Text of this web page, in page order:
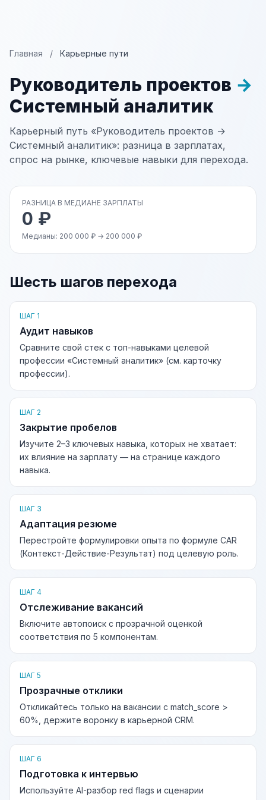
Главная / Карьерные пути
Руководитель проектов →
Системный аналитик
Карьерный путь «Руководитель проектов →
Системный аналитик»: разница в зарплатах,
спрос на рынке, ключевые навыки для перехода.
РАЗНИЦА В МЕДИАНЕ ЗАРПЛАТЫ
0 ₽
Медианы: 200 000 ₽ → 200 000 ₽
Шесть шагов перехода
ШАГ 1
Аудит навыков
Сравните свой стек с топ-навыками целевой
профессии «Системный аналитик» (см. карточку
профессии).
ШАГ 2
Закрытие пробелов
Изучите 2–3 ключевых навыка, которых не хватает:
их влияние на зарплату — на странице каждого
навыка.
ШАГ 3
Адаптация резюме
Перестройте формулировки опыта по формуле CAR
(Контекст-Действие-Результат) под целевую роль.
ШАГ 4
Отслеживание вакансий
Включите автопоиск с прозрачной оценкой
соответствия по 5 компонентам.
ШАГ 5
Прозрачные отклики
Откликайтесь только на вакансии с match_score >
60%, держите воронку в карьерной CRM.
ШАГ 6
Подготовка к интервью
Используйте AI-разбор red flags и сценарии